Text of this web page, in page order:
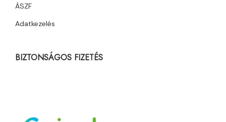
ÁSZF
Adatkezelés
BIZTONSÁGOS FIZETÉS